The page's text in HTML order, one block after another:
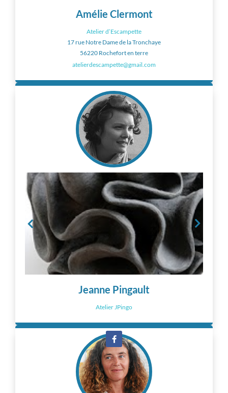
Amélie Clermont
Atelier d’Escampette
17 rue Notre Dame de la Tronchaye
56220 Rochefort en terre
atelierdescampette@gmail.com
Jeanne Pingault
Atelier JPingo